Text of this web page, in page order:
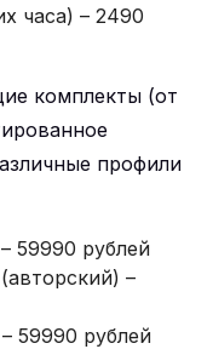
часа) – 2490
комплекты (от
профили
– 59990 рублей
(авторский) –
– 59990 рублей